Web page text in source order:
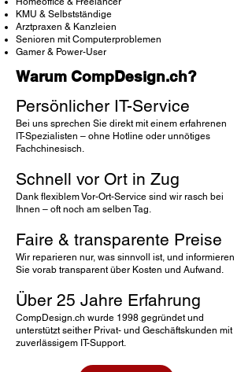
KMU & Selbstständige
Arztpraxen & Kanzleien
Senioren mit Computerproblemen
Gamer & Power-User
Warum CompDesign.ch?
Persönlicher IT-Service
Bei uns sprechen Sie direkt mit einem erfahrenen
IT-Spezialisten – ohne Hotline oder unnötiges
Fachchinesisch.
Schnell vor Ort in Zug
Dank flexiblem Vor-Ort-Service sind wir rasch bei
Ihnen – oft noch am selben Tag.
Faire & transparente Preise
Wir reparieren nur, was sinnvoll ist, und informieren
Sie vorab transparent über Kosten und Aufwand.
Über 25 Jahre Erfahrung
CompDesign.ch wurde 1998 gegründet und
unterstützt seither Privat- und Geschäftskunden mit
zuverlässigem IT-Support.